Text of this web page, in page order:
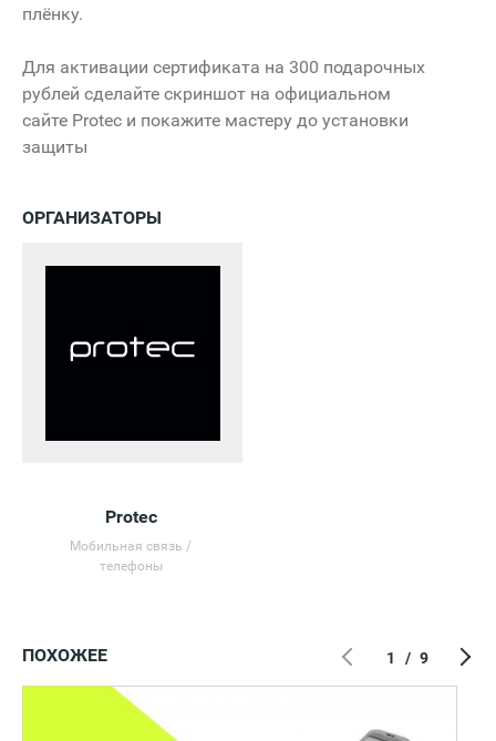
плёнку.
Для активации сертификата на 300 подарочных
рублей сделайте скриншот на официальном
сайте Protec и покажите мастеру до установки
защиты
ОРГАНИЗАТОРЫ
Protec
Мобильная связь /
телефоны
ПОХОЖЕЕ 1 / 9